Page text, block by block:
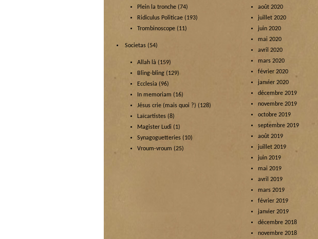
Plein la tronche (74)
Ridiculus Politicae (193)
Trombinoscope (11)
Societas (54)
Allah là (159)
Bling-bling (129)
Ecclesia (96)
In memoriam (16)
Jésus crie (mais quoi ?) (128)
Laïcartistes (8)
Magister Ludi (1)
Synagoguetteries (10)
Vroum-vroum (25)
août 2020
juillet 2020
juin 2020
mai 2020
avril 2020
mars 2020
février 2020
janvier 2020
décembre 2019
novembre 2019
octobre 2019
septembre 2019
août 2019
juillet 2019
juin 2019
mai 2019
avril 2019
mars 2019
février 2019
janvier 2019
décembre 2018
novembre 2018